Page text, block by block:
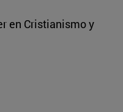
en Cristianismo y